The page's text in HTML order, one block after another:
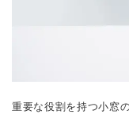
重要な役割を持つ小窓